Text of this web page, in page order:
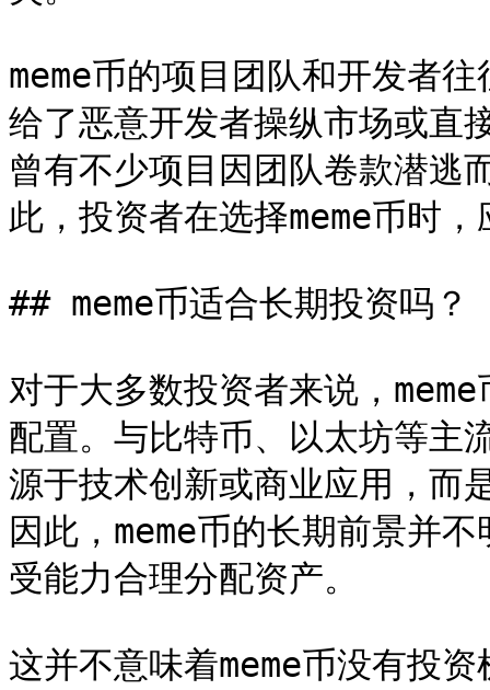
meme币的项目团队和开发者
给了恶意开发者操纵市场或直
曾有不少项目因团队卷款潜逃
此，投资者在选择meme币时
## meme币适合长期投资吗？
对于大多数投资者来说，
配置。与比特币、以太坊等主
源于技术创新或商业应用，而
因此，meme币的长期前景并
受能力合理分配资产。
这并不意味着meme币没有投